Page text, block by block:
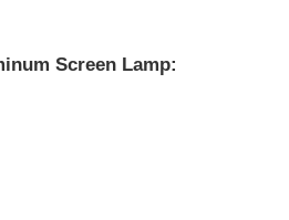
Screen Lamp: